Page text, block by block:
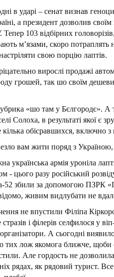
в ударі – сенат визнав
а президент дозволив
103 відбірних
м’язами, скоро потраплять
свою порцію лаптів.
вирослі продажі
грошей, так шо своїм
«шо там у Бєлгородє». А
Солоха, в результаті якої є
кілька обісравшихся, включно з
вам жити поряд з Україною,
українська армія уроніла
- цього разу російський
52 збили за допомогою ПЗРК
живим видлубати не
не впустили Філіпа
і філерів селфилося у
А сьогодні
тих лож якомога ближче, щоби
Але гордость не
рядах, як рядовий турист.